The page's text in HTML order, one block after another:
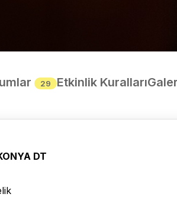
29 Etkinlik Kuralları
DT